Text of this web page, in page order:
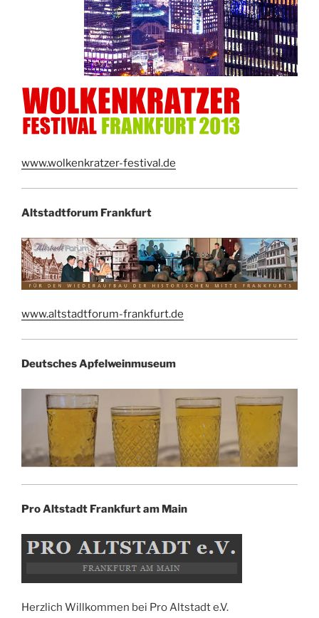
www.wolkenkratzer-festival.de
Altstadtforum Frankfurt
www.altstadtforum-frankfurt.de
Deutsches Apfelweinmuseum
Pro Altstadt Frankfurt am Main
Herzlich Willkommen bei Pro Altstadt e.V.